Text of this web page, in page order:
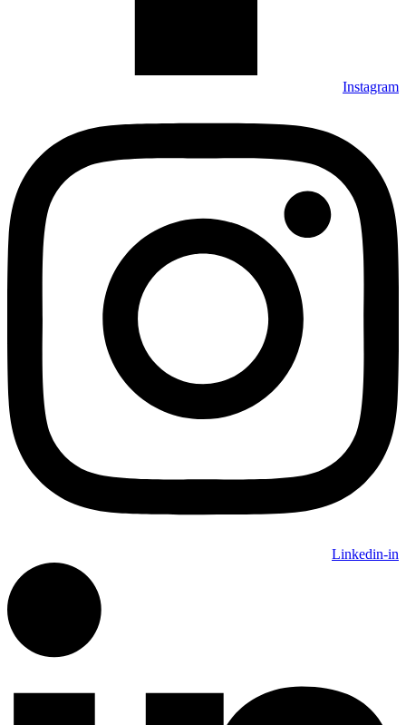
Instagram
Linkedin-in